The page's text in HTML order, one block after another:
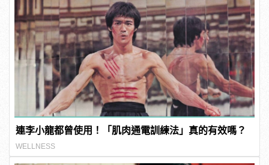
連李小龍都曾使用！「肌肉通電訓練法」真的有效嗎？
WELLNESS